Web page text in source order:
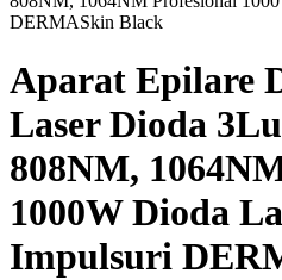
Aparat Epilare
Laser Dioda
808NM,
1000W Dioda
Impulsuri